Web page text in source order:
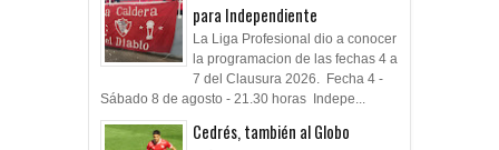
para Independiente
La Liga Profesional dio a conocer
la programacion de las fechas 4 a
7 del Clausura 2026. Fecha 4 -
Sábado 8 de agosto - 21.30 horas Indepe...
Cedrés, también al Globo